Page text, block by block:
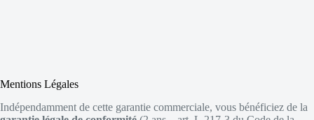
Mentions Légales
Indépendamment de cette garantie commerciale, vous bénéficiez de la